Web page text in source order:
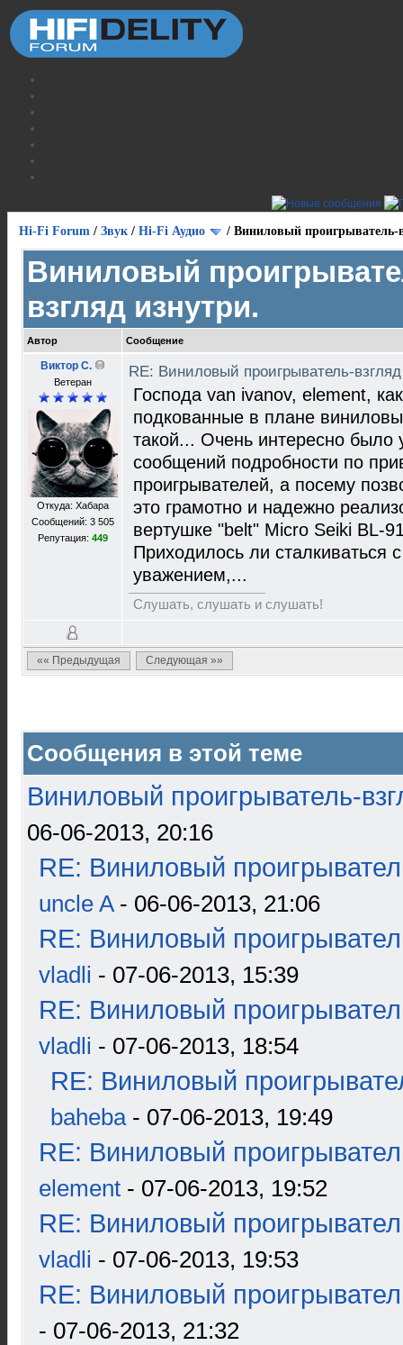
Hi-Fi Forum / Звук / Hi-Fi Аудио / Виниловый проигрыватель-
Виниловый
взгляд изнутри.
Автор Сообщение
Виктор С.
Ветеран
Откуда: Хабара
Сообщений: 3 505
Репутация: 449
RE: Виниловый проигрыватель-
Господа van ivanov, еlement,
подкованные в плане
такой... Очень интересно было
сообщений подробности по
проигрывателей, а посему
это грамотно и надежно
вертушке "belt" Micro Seiki BL-
Приходилось ли сталкиваться
уважением,...
Слушать, слушать и слушать!
«« Предыдущая Следующая »»
Сообщения в этой теме
Виниловый проигрыватель-
06-06-2013, 20:16
RE: Виниловый
uncle A- 06-06-2013, 21:06
RE: Виниловый
vladli - 07-06-2013, 15:39
RE: Виниловый
vladli - 07-06-2013, 18:54
RE: Виниловый
baheba- 07-06-2013, 19:49
RE: Виниловый
element - 07-06-2013, 19:52
RE: Виниловый
vladli - 07-06-2013, 19:53
RE: Виниловый
- 07-06-2013, 21:32